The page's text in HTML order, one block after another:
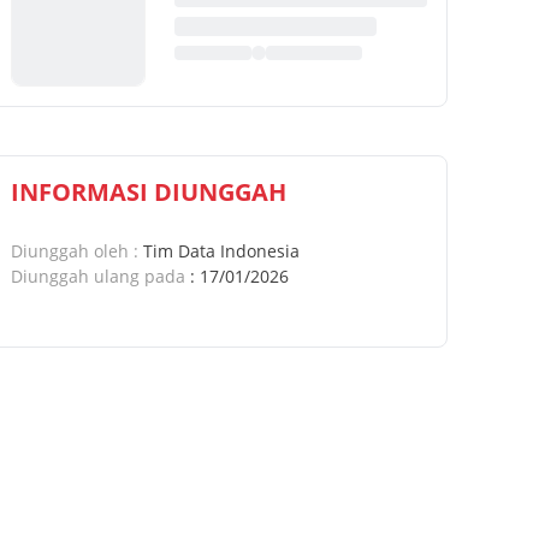
INFORMASI DIUNGGAH
Diunggah oleh : Tim Data Indonesia
Diunggah ulang pada : 17/01/2026